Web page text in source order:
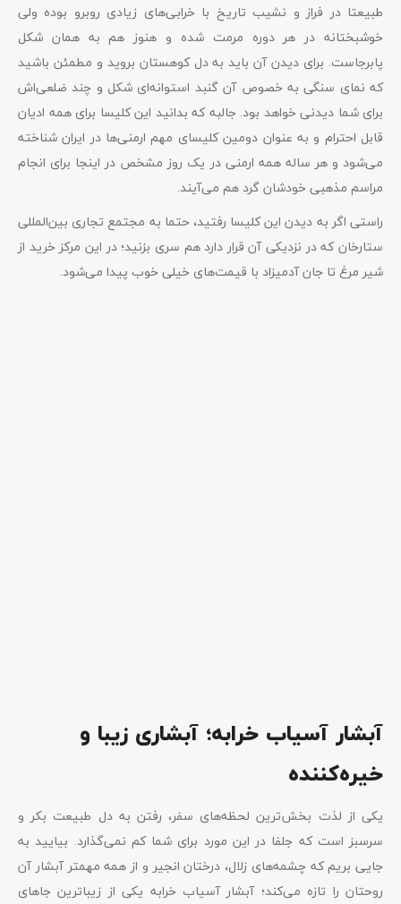
طبیعتا در فراز و نشیب تاریخ با خرابی‌های زیادی روبرو بوده ولی
خوشبختانه در هر دوره مرمت شده و هنوز هم به همان شکل
پابرجاست. برای دیدن آن باید به دل کوهستان بروید و مطمئن باشید
که نمای سنگی به خصوص آن گنبد استوانه‌ای شکل و چند ضلعی‌اش
برای شما دیدنی خواهد بود. جالبه که بدانید این کلیسا برای همه ادیان
قابل احترام و به عنوان دومین کلیسای مهم ارمنی‌ها در ایران شناخته
می‌شود و هر ساله همه ارمنی در یک روز مشخص در اینجا برای انجام
مراسم مذهبی خودشان گرد هم می‌آیند.
راستی اگر به دیدن این کلیسا رفتید، حتما به مجتمع تجاری بین‌المللی
ستارخان که در نزدیکی آن قرار دارد هم سری بزنید؛ در این مرکز خرید از
شیر مرغ تا جان آدمیزاد با قیمت‌های خیلی خوب پیدا می‌شود.
آبشار آسیاب خرابه؛ آبشاری زیبا و
خیره‌کننده
یکی از لذت بخش‌ترین لحظه‌های سفر، رفتن به دل طبیعت بکر و
سرسبز است که جلفا در این مورد برای شما کم نمی‌گذارد. بیایید به
جایی بریم که چشمه‌های زلال، درختان انجیر و از همه مهمتر آبشار آن
روحتان را تازه می‌کند؛ آبشار آسیاب خرابه یکی از زیباترین جاهای